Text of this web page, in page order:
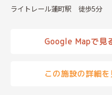
ライトレール蓮町駅 徒歩5分
Google Mapで見
この施設の詳細を